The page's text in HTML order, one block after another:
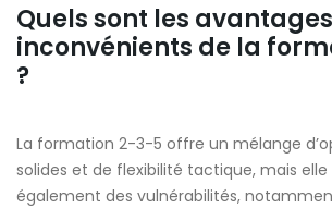
Quels sont les
inconvénients de la
?
La formation 2-3-5 offre un mélange
solides et de flexibilité tactique, mais
également des vulnérabilités,